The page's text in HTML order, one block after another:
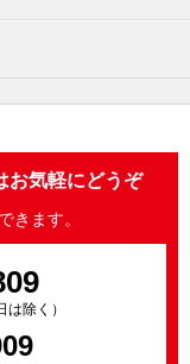
お気軽にどうぞ
きます。
除く）